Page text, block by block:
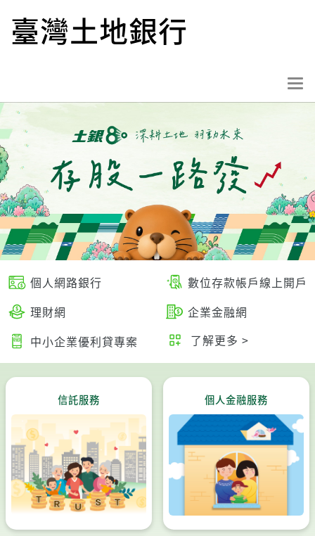
臺灣土地銀行
選
單
個人網路銀行
數位存款帳戶線上開戶
理財網
企業金融網
中小企業優利貸專案
了解更多 >
信託服務 個人金融服務